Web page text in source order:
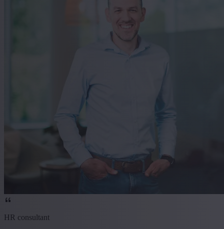
HR consultant